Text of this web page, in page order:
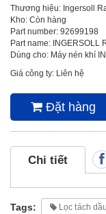
Thương hiệu: Ingersoll
Kho: Còn hàng
Part number: 92699198
Part name: INGERSOLL
Dùng cho: Máy nén khí
Giá công ty: Liên hệ
Đặt hàng
Chi tiết
Tags: Lọc tách